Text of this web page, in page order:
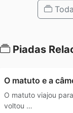
Piadas
O matuto e a
O matuto viajou
voltou …